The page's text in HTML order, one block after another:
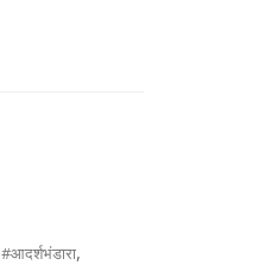
#आदर्शभंडारा,